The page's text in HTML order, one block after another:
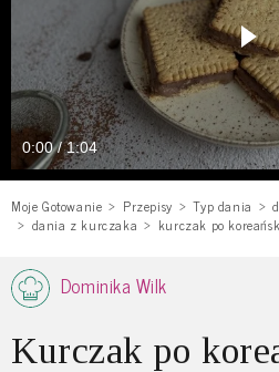
0:00 / 1:04
Moje Gotowanie Przepisy Typ dania
dania z kurczaka
kurczak po
Dominika Wilk
Kurczak po